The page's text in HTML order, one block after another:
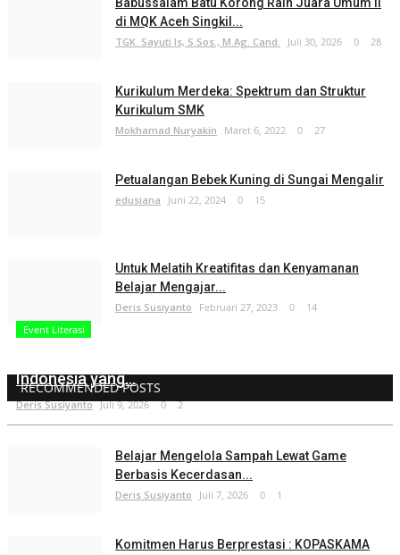
Babussalam Batu Korong Raih Juara Umum II
di MQK Aceh Singkil...
TGK. Sayuti Is, S.Sos., M.Ag. Cand. Juli 30, 2026 0 28
Kurikulum Merdeka: Spektrum dan Struktur
Kurikulum SMK
Mokhamad Nuryakin Maret 6, 2022 0 27
Petualangan Bebek Kuning di Sungai Mengalir
edusiana Juni 22, 2024 0 15
Untuk Melatih Kreatifitas dan Kenyamanan
Belajar Mengajar...
Deris Susiyanto Februari 27, 2023 0 14
RECOMMENDED POSTS
Event Literasi
Indonesia yang...
Deris Susiyanto Juli 9, 2026 0 2
Belajar Mengelola Sampah Lewat Game
Berbasis Kecerdasan...
Deris Susiyanto Juli 7, 2026 0 1
Komitmen Harus Berprestasi : KOPASKAMA